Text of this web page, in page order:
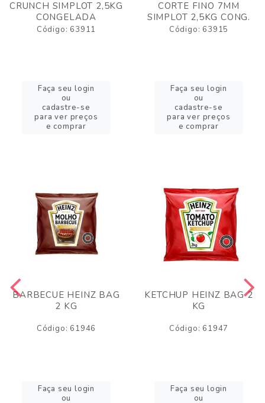
CRUNCH SIMPLOT 2,5KG
CONGELADA
Código: 63911
Faça seu login
ou
cadastre-se
para ver preços
e comprar
CORTE FINO 7MM
SIMPLOT 2,5KG CONG.
Código: 63915
Faça seu login
ou
cadastre-se
para ver preços
e comprar
BARBECUE HEINZ BAG
2 KG
Código: 61946
Faça seu login
ou
KETCHUP HEINZ BAG 2
KG
Código: 61947
Faça seu login
ou